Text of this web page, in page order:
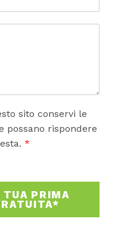
sito conservi le
possano rispondere
*
TUA PRIMA